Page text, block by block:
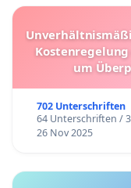
um
702 Unterschriften
64 Unterschriften /
26 Nov 2025